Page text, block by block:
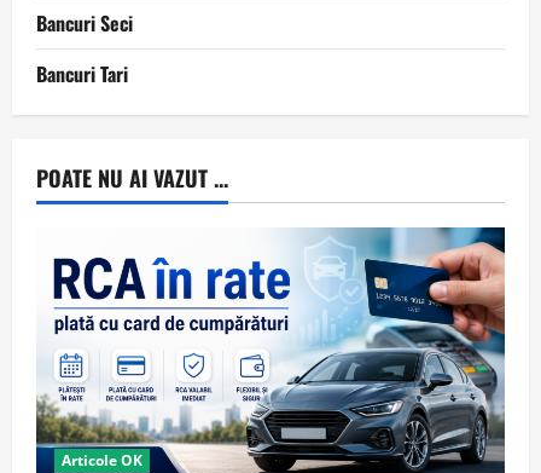
Bancuri Seci
Bancuri Tari
POATE NU AI VAZUT ...
Articole OK